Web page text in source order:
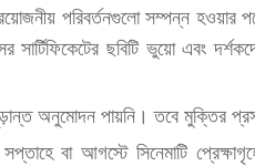
পরিবর্তনগুলো সম্পন্ন হওয়ার
সার্টিফিকেটের ছবিটি ভুয়ো এবং
অনুমোদন পায়নি। তবে মুক্তির
বা আগস্টে সিনেমাটি